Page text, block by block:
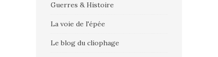
Guerres & Histoire
La voie de l'épée
Le blog du cliophage